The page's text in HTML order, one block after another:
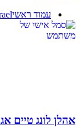
עמוד ראשי
אהלן לונג טיים